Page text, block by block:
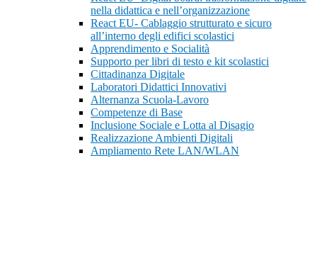
nella didattica e nell’organizzazione
React EU- Cablaggio strutturato e sicuro
all’interno degli edifici scolastici
Apprendimento e Socialità
Supporto per libri di testo e kit scolastici
Cittadinanza Digitale
Laboratori Didattici Innovativi
Alternanza Scuola-Lavoro
Competenze di Base
Inclusione Sociale e Lotta al Disagio
Realizzazione Ambienti Digitali
Ampliamento Rete LAN/WLAN